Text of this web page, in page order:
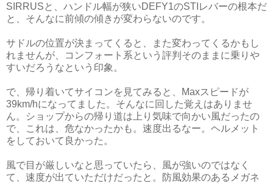
SIRRUSと、ハンドル幅が狭いDEFY1のSTIレバーの根本だ
と、そんなに前傾の傾きが変わらないのです。
サドルの位置が決まってくると、また変わってくるかもし
れませんが、コンフォート系という評判そのままに乗りや
すいだろうなという印象。
で、帰り着いてサイコンを見てみると、Maxスピードが
39km/hになってました。そんなに回した覚えはありませ
ん。ショップからの帰り道は上り気味で向かい風だったの
で、これは、危なかったかも。速度出るなー。ヘルメット
をしておいて良かった。
風で目が厳しいなと思っていたら、風が強いのではなく
て、速度が出ていただけだったと。防風効果のあるメガネ